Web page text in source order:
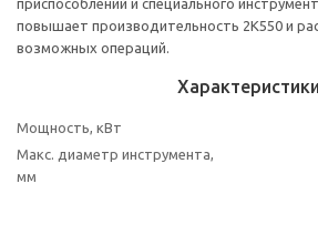
приспособлений и специального
повышает производительность 2К550 и
возможных операций.
Характеристики
Мощность, кВт
Макс. диаметр инструмента,
мм